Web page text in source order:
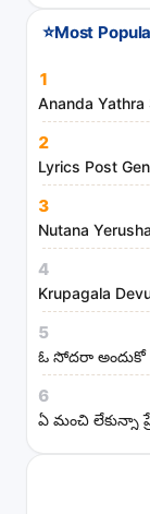
d
m
i
n
s
t
r
i
e
s
⭐Most
1
Ananda Yathra
2
Lyrics Post
3
Nutana
4
Krupagala
5
ఓ సోదరా అందుకో |
6
ఏ మంచి లేకున్నా